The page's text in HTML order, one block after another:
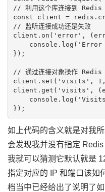
// 利用这个库连接到 Redis
const client =
// 监听连接成功还是失败
client.on('error',
console.log('Error
});
// 通过连接对象操作 Redis
client.set('visits',
client.get('visits',
如上代码的含义就是对我
会发现我并没有指定
我就可以猜测它默认就是
指定对应的 IP 和端口该如
档当中已经给出了说明了